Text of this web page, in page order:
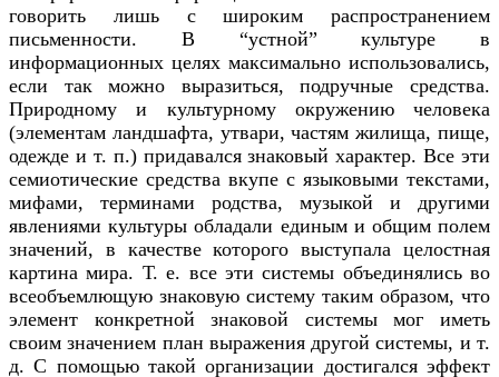
говорить лишь с широким распространением
письменности. В “устной” культуре в
информационных целях максимально использовались,
если так можно выразиться, подручные средства.
Природному и культурному окружению человека
(элементам ландшафта, утвари, частям жилища, пище,
одежде и т. п.) придавался знаковый характер. Все эти
семиотические средства вкупе с языковыми текстами,
мифами, терминами родства, музыкой и другими
явлениями культуры обладали единым и общим полем
значений, в качестве которого выступала целостная
картина мира. Т. е. все эти системы объединялись во
всеобъемлющую знаковую систему таким образом, что
элемент конкретной знаковой системы мог иметь
своим значением план выражения другой системы, и т.
д. С помощью такой организации достигался эффект